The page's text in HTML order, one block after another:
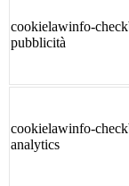
cookielawinfo-
pubblicità
cookielawinfo-
analytics